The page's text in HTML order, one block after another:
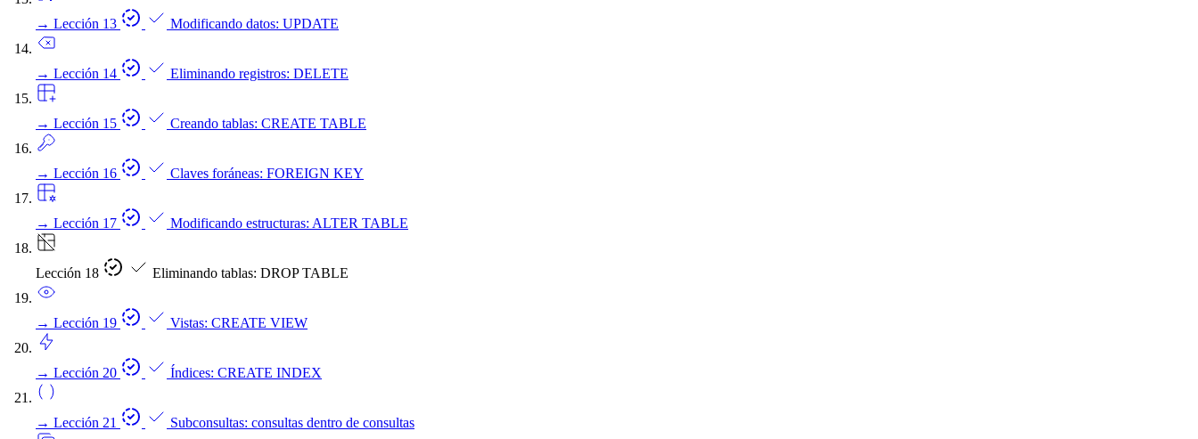
→ Lección 13 Modificando datos: UPDATE
→ Lección 14 Eliminando registros: DELETE
→ Lección 15 Creando tablas: CREATE TABLE
→ Lección 16 Claves foráneas: FOREIGN KEY
→ Lección 17 Modificando estructuras: ALTER TABLE
Lección 18 Eliminando tablas: DROP TABLE
→ Lección 19 Vistas: CREATE VIEW
→ Lección 20 Índices: CREATE INDEX
→ Lección 21 Subconsultas: consultas dentro de consultas